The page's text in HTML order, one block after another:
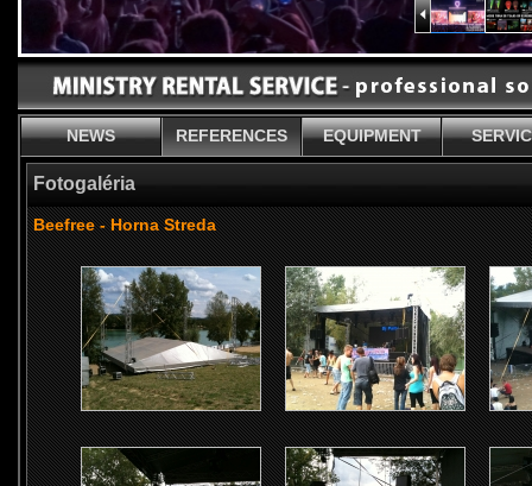
NEWS REFERENCES EQUIPMENT
Fotogaléria
Beefree - Horna Streda